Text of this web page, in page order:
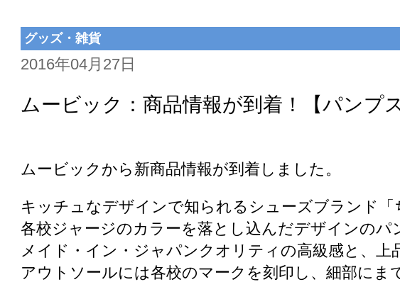
グッズ・雑貨
2016年04月27日
ムービック：商品情報が到着！【パンプス
ムービックから新商品情報が到着しました。
キッチュなデザインで知られるシューズブランド「
各校ジャージのカラーを落とし込んだデザインのパ
メイド・イン・ジャパンクオリティの高級感と、上
アウトソールには各校のマークを刻印し、細部にま